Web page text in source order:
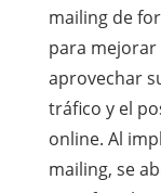
mailing de
para mejorar
aprovechar
tráfico y el
online. Al
mailing, se